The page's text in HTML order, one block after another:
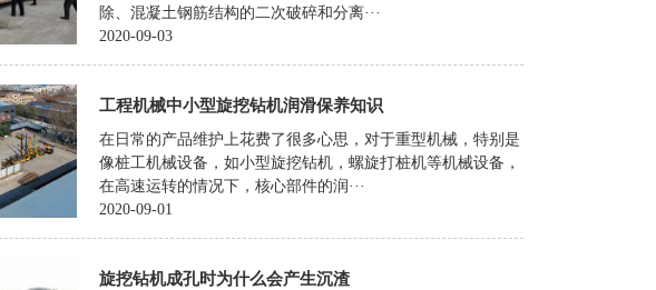
除、混凝土钢筋结构的二次破碎和分离···
2020-09-03
工程机械中小型旋挖钻机润滑保养知识
在日常的产品维护上花费了很多心思，对于重型机械，特别是
像桩工机械设备，如小型旋挖钻机，螺旋打桩机等机械设备，
在高速运转的情况下，核心部件的润···
2020-09-01
旋挖钻机成孔时为什么会产生沉渣